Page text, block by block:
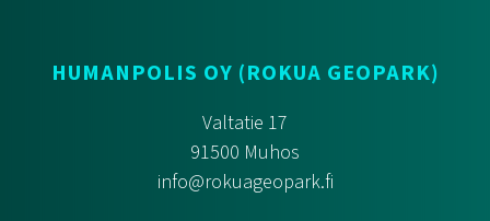
HUMANPOLIS OY (ROKUA GEOPARK)
Valtatie 17
91500 Muhos
info@rokuageopark.fi